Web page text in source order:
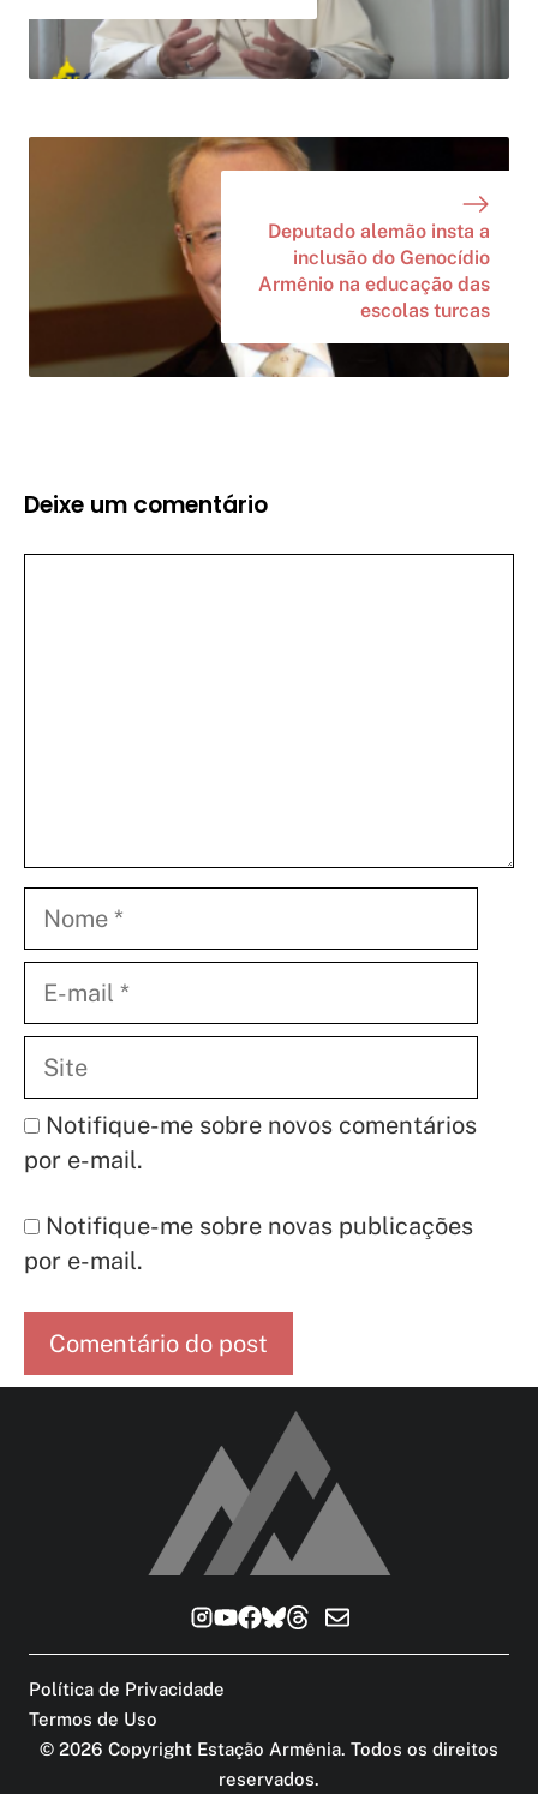
Deputado alemão insta a
inclusão do Genocídio
Armênio na educação das
escolas turcas
Deixe um comentário
mail
Notifique-me sobre novos comentários
por e-mail.
Notifique-me sobre novas publicações
por e-mail.
© 2026 Copyright Estação Armênia. Todos os direitos
reservados.
Política de Privacidade
Termos de Uso